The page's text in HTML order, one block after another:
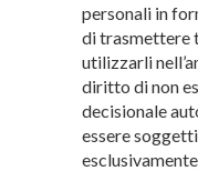
personali in
di trasmettere
utilizzarli
diritto di non
decisionale
essere